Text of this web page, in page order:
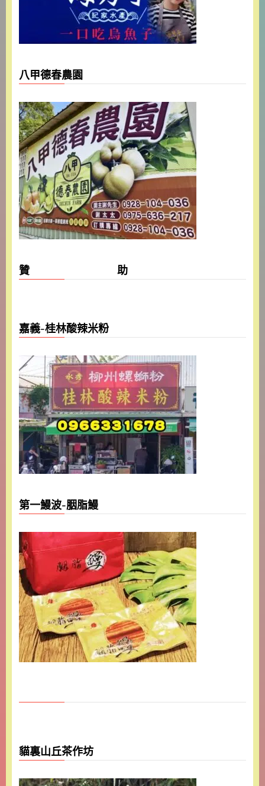
八甲德春農園
贊 助
嘉義-桂林酸辣米粉
第一鰻波-胭脂鰻
貓裏山丘茶作坊